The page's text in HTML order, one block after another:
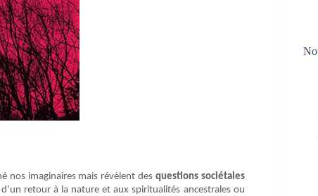
nos imaginaires mais révèlent des questions sociétales
retour à la nature et aux spiritualités ancestrales ou